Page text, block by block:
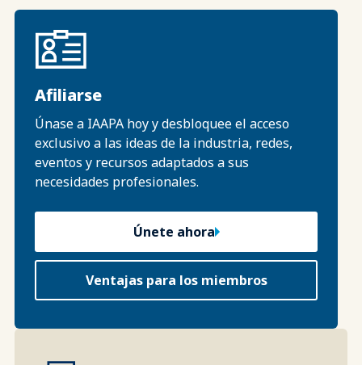
Afiliarse
Únase a IAAPA hoy y desbloquee el acceso
exclusivo a las ideas de la industria, redes,
eventos y recursos adaptados a sus
necesidades profesionales.
Únete ahora
Ventajas para los miembros